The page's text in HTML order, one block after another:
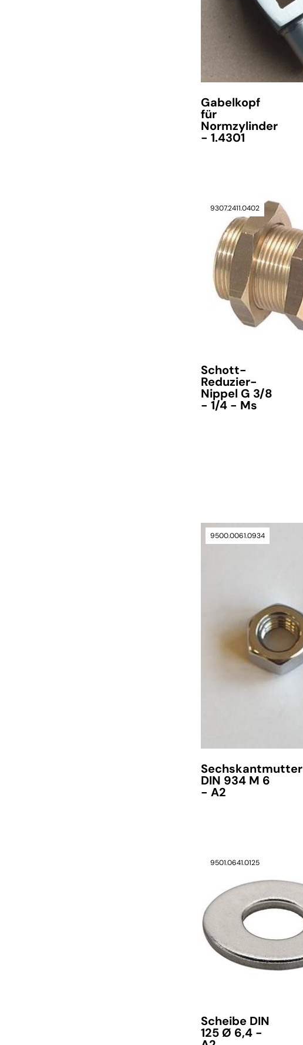
verfügbar
Gabelkopf
für
Normzylinder
- 1.4301
9307.2411.0402
Schott-
Reduzier-
Nippel G 3/8
- 1/4 - Ms
9500.0061.0934
verfügbar
Sechskantmutter
DIN 934 M 6
- A2
9501.0641.0125
Scheibe DIN
125 Ø 6,4 -